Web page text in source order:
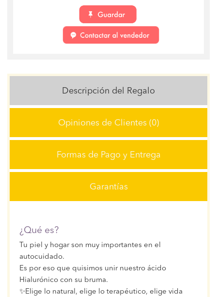
Descripción del Regalo
Opiniones de Clientes (0)
Formas de Pago y Entrega
Garantías
¿Qué es?
Tu piel y hogar son muy importantes en el
autocuidado.
Es por eso que quisimos unir nuestro ácido
Hialurónico con su bruma.
✨Elige lo natural, elige lo terapéutico, elige vida